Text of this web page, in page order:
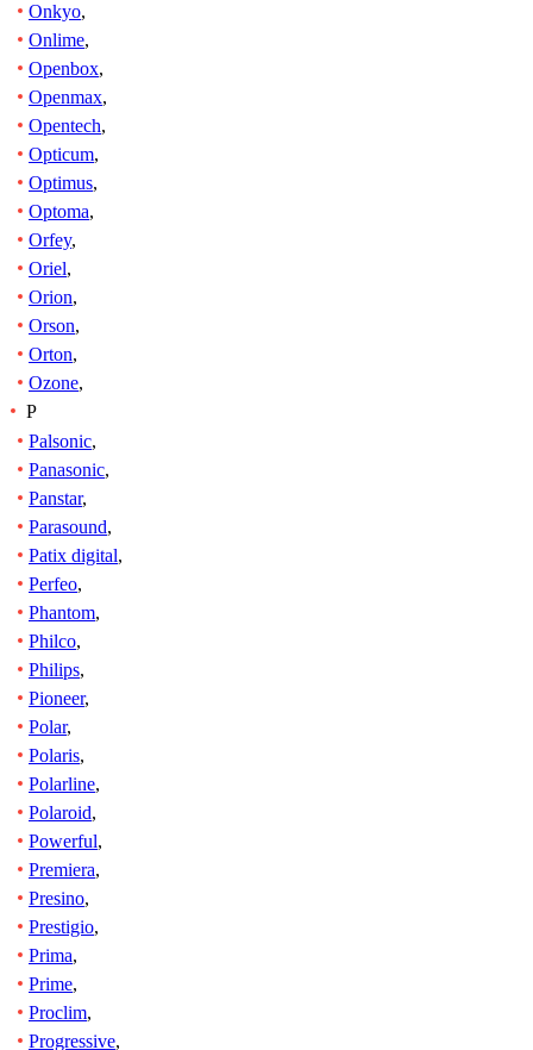
Onkyo,
Onlime,
Openbox,
Openmax,
Opentech,
Opticum,
Optimus,
Optoma,
Orfey,
Oriel,
Orion,
Orson,
Orton,
Ozone,
P
Palsonic,
Panasonic,
Panstar,
Parasound,
Patix digital,
Perfeo,
Phantom,
Philco,
Philips,
Pioneer,
Polar,
Polaris,
Polarline,
Polaroid,
Powerful,
Premiera,
Presino,
Prestigio,
Prima,
Prime,
Proclim,
Progressive,